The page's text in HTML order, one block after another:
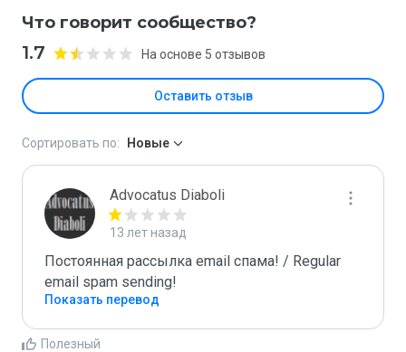
Что говорит сообщество?
1.7 На основе 5 отзывов
Оставить отзыв
Сортировать по: Новые
Advocatus Diaboli
13 лет назад
Постоянная рассылка email спама! / Regular
email spam sending!
Показать перевод
Полезный